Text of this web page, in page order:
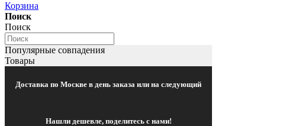
Корзина
Поиск
Поиск
Популярные совпадения
Товары
Доставка по Москве в день заказа или на следующий
Нашли дешевле, поделитесь с нами!